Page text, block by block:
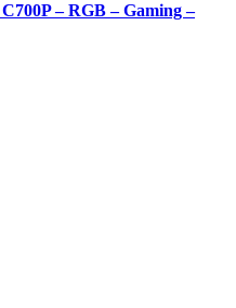
– RGB – Gaming –